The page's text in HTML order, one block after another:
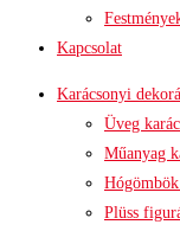
Kapcsolat
Karácsonyi
Üveg
Műanyag
Plüss